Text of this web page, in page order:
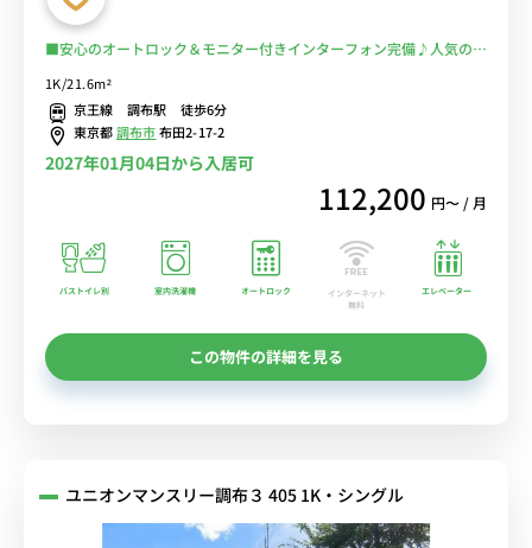
■安心のオートロック＆モニター付きインターフォン完備♪人気のバ
線「布田駅」徒歩3分/新宿・橋本・京王八王子まで乗換なし/24時間
営業のスーパー「miniピアゴ」あり■選べるWi-Fi格安レンタル中！
1K/21.6m²
京王線 調布駅 徒歩6分
東京都調布市布田2-17-2
2027年01月04日から入居可
112,200 円〜 / 月
バストイレ別 室内洗濯機 オートロック
インターネット
無料
エレベーター
この物件の詳細を見る
ユニオンマンスリー調布３ 405 1K・シングル